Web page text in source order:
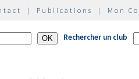
| Publications | Mon
Rechercher un club